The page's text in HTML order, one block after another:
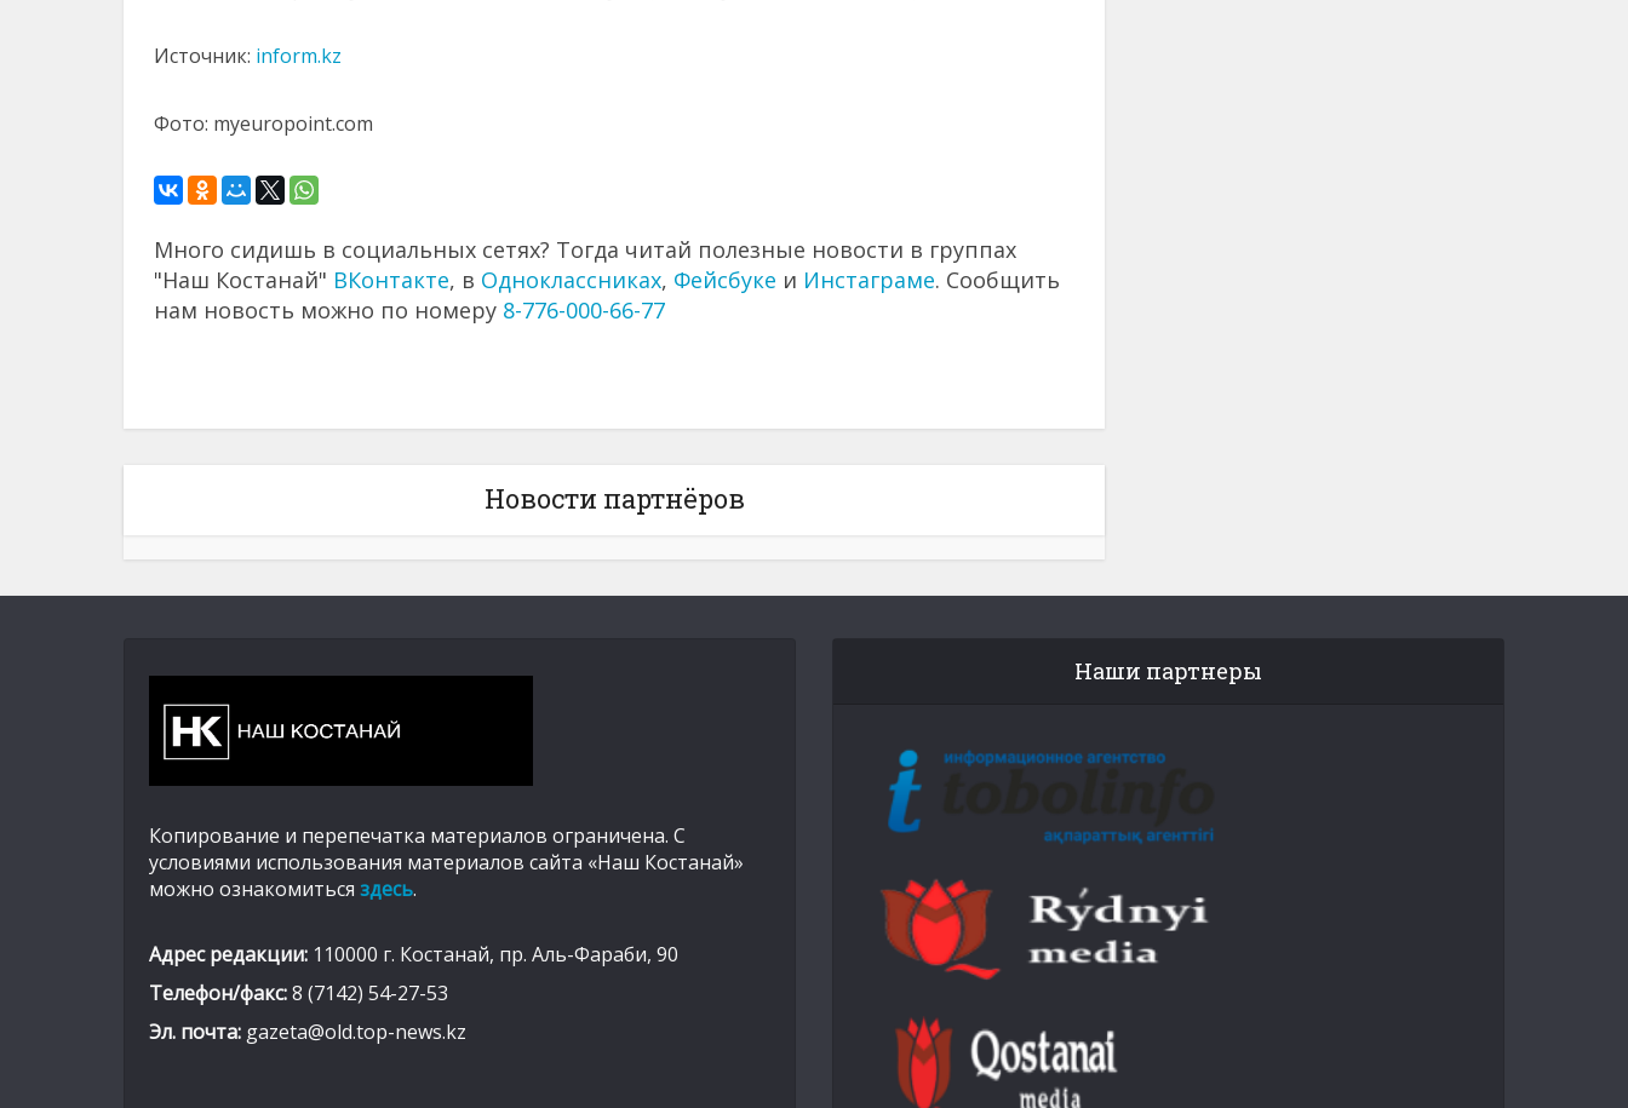
Источник: inform.kz
Фото: myeuropoint.com
Много сидишь в социальных сетях? Тогда читай полезные новости в группах
"Наш Костанай" ВКонтакте, в Одноклассниках, Фейсбуке и Инстаграме. Сообщить
нам новость можно по номеру 8-776-000-66-77
Новости партнёров
Копирование и перепечатка материалов ограничена. С
условиями использования материалов сайта «Наш Костанай»
можно ознакомиться здесь.
Адрес редакции: 110000 г. Костанай, пр. Аль-Фараби, 90
Телефон/факс:8 (7142) 54-27-53
Эл. почта: gazeta@old.top-news.kz
Наши партнеры